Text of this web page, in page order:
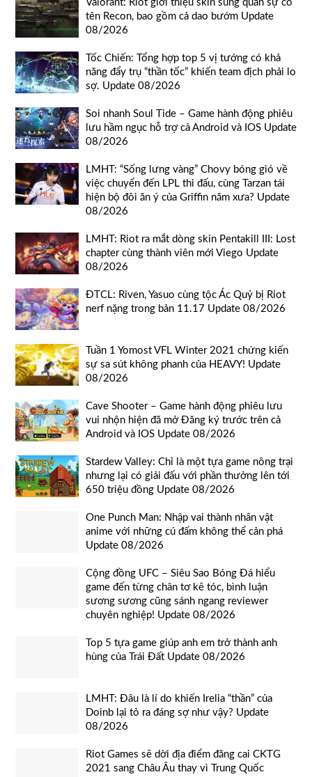
Valorant: Riot giới thiệu skin súng quân sự có
tên Recon, bao gồm cả dao bướm Update
08/2026
Tốc Chiến: Tổng hợp top 5 vị tướng có khả
năng đẩy trụ “thần tốc” khiến team địch phải lo
sợ. Update 08/2026
Soi nhanh Soul Tide – Game hành động phiêu
lưu hầm ngục hỗ trợ cả Android và IOS Update
08/2026
LMHT: “Sống lưng vàng” Chovy bóng gió về
việc chuyển đến LPL thi đấu, cùng Tarzan tái
hiện bộ đôi ăn ý của Griffin năm xưa? Update
08/2026
LMHT: Riot ra mắt dòng skin Pentakill III: Lost
chapter cùng thành viên mới Viego Update
08/2026
ĐTCL: Riven, Yasuo cùng tộc Ác Quỷ bị Riot
nerf nặng trong bản 11.17 Update 08/2026
Tuần 1 Yomost VFL Winter 2021 chứng kiến
sự sa sút không phanh của HEAVY! Update
08/2026
Cave Shooter – Game hành động phiêu lưu
vui nhộn hiện đã mở Đăng ký trước trên cả
Android và IOS Update 08/2026
Stardew Valley: Chỉ là một tựa game nông trại
nhưng lại có giải đấu với phần thưởng lên tới
650 triệu đồng Update 08/2026
One Punch Man: Nhập vai thành nhân vật
anime với những cú đấm không thể cản phá
Update 08/2026
Cộng đồng UFC – Siêu Sao Bóng Đá hiểu
game đến từng chân tơ kẽ tóc, bình luận
sương sương cũng sánh ngang reviewer
chuyên nghiệp! Update 08/2026
Top 5 tựa game giúp anh em trở thành anh
hùng của Trái Đất Update 08/2026
LMHT: Đâu là lí do khiến Irelia “thần” của
Doinb lại tỏ ra đáng sợ như vậy? Update
08/2026
Riot Games sẽ dời địa điểm đăng cai CKTG
2021 sang Châu Âu thay vì Trung Quốc